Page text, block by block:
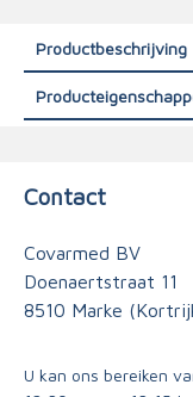
Productbeschrijving
Contact
Covarmed BV
Doenaertstraat 11
8510 Marke
U kan ons bereiken